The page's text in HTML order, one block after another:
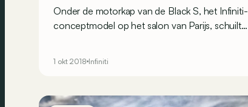
Onder de motorkap van de Black S, het Infiniti-
conceptmodel op het salon van Parijs, schuilt
1 okt 2018 Infiniti